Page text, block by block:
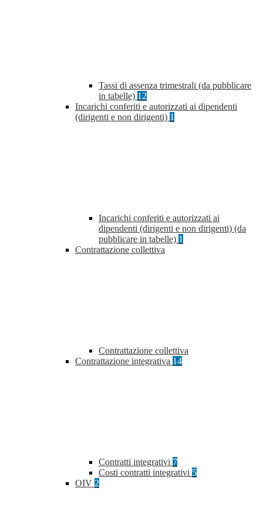
Tassi di assenza trimestrali (da pubblicare
in tabelle) 12
Incarichi conferiti e autorizzati ai dipendenti
(dirigenti e non dirigenti) 1
Incarichi conferiti e autorizzati ai
dipendenti (dirigenti e non dirigenti) (da
pubblicare in tabelle) 1
Contrattazione collettiva
Contrattazione collettiva
Contrattazione integrativa 14
Contratti integrativi 7
Costi contratti integrativi 5
OIV 2